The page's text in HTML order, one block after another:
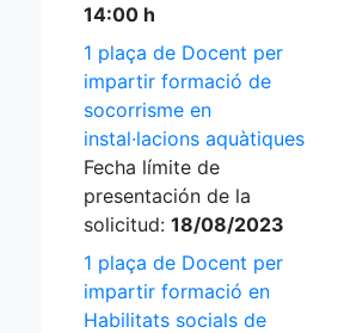
14:00 h
1 plaça de Docent per
impartir formació de
socorrisme en
instal·lacions aquàtiques
Fecha límite de
presentación de la
solicitud: 18/08/2023
1 plaça de Docent per
impartir formació en
Habilitats socials de